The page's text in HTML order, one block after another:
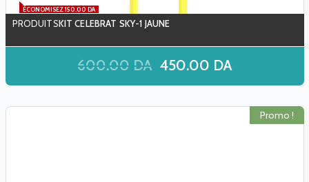
ÉCONOMISEZ 150.00 DA
KIT CELEBRAT SKY-1 JAUNE
600.00 DA 450.00 DA
Promo !